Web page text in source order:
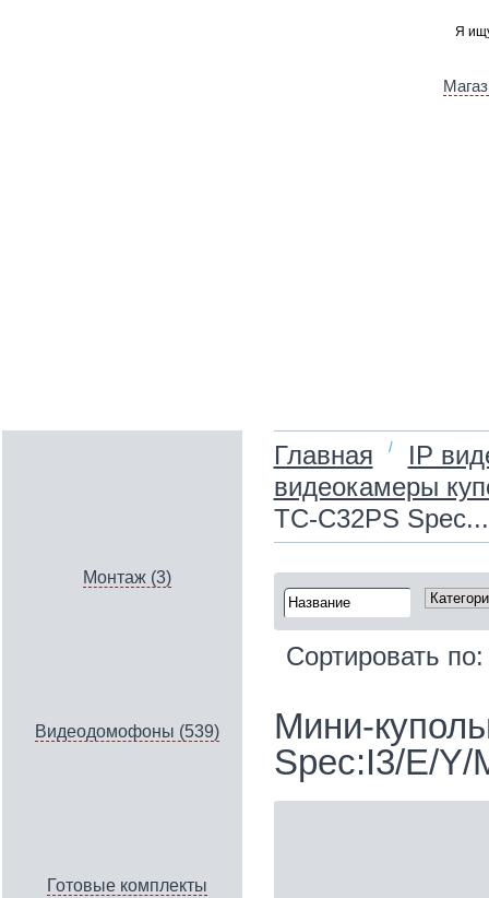
Монтаж (3)
Видеодомофоны (539)
Готовые комплекты
Главная /
IP
видеокамеры
TC-C32PS Spec...
Сортировать
Мини-
Spec:I3/E/Y/